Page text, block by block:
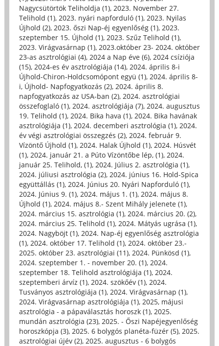
Nagycsütörtök Teliholdja (1), 2023. November 27.
Telihold (1), 2023. nyári napforduló (1), 2023. Nyilas
Újhold (2), 2023. őszi Nap-éj egyenlőség (1), 2023.
szeptember 15. Újhold (1), 2023. Szűz Telihold (1),
2023. Virágvasárnap (1), 2023.október 23- 2024. október
23-as asztrológiai (4), 2024 a Nap éve (6), 2024 csíziója
(15), 2024-es év asztrológiája (14), 2024. április 8-i
Újhold-Chiron-Holdcsomópont együ (1), 2024. április 8-
i, Újhold- Napfogyatkozás (2), 2024. április 8.
napfogyatkozás az USA-ban (2), 2024. asztrológiai
összefoglaló (1), 2024. asztrológiája (7), 2024. augusztus
19. Telihold (1), 2024. Bika hava (1), 2024. Bika havának
asztrológiája (1), 2024. decemberi asztrológia (1), 2024.
év végi asztrológiai összegzés (2), 2024. február 9.
Vízöntő Újhold (1), 2024. Halak Újhold (1), 2024. Húsvét
(1), 2024. január 21. a Púto Vízöntőbe lép, (1), 2024.
január 25. Telihold, (1), 2024. Július 2. asztrológia (1),
2024. júliusi asztrológia (2), 2024. június 16. Hold-Spica
együttállás (1), 2024. Június 20. Nyári Napforduló (1),
2024. Június 9. (1), 2024. május 1. (1), 2024. május 8.
Újhold (1), 2024. május 8.- Szent Mihály jelenete (1),
2024. március 15. asztrológia (1), 2024. március 20. (2),
2024. március 25. Telihold (1), 2024. Mátyás ugrása (1),
2024. Nagyböjt (1), 2024. Nap-éj egyenlőség asztrológia
(1), 2024. október 17. Telihold (1), 2024. október 23.-
2025. október 23. asztrológiai (11), 2024. Pünkösd (1),
2024. szeptember 1. - november 20. (1), 2024.
szeptember 18. Telihold asztrológiája (1), 2024.
szeptemberi árvíz (1), 2024. szökőév (1), 2024.
Tusványos asztrológiája (1), 2024. Virágvasárnap (1),
2024. Virágvasárnap asztrológiája (1), 2025, májusi
asztrológia - a pápaválasztás horoszk (1), 2025.
mundán asztrológia (23), 2025. - Őszi Napéjegyenlőség
horoszkópja (3), 2025. 6 bolygós planéta-füzér (5), 2025.
asztrológiai újév (2), 2025. augusztus - 6 bolygós